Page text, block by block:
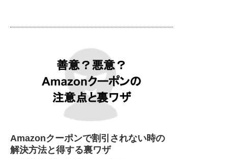
Amazonクーポンで割引されない時の
解決方法と得する裏ワザ